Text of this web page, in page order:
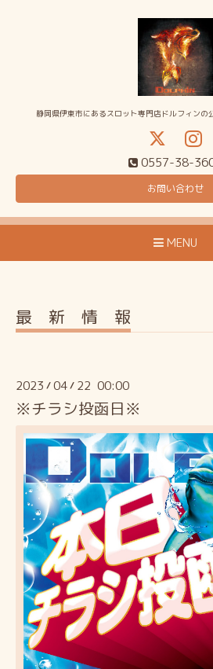
静岡県伊東市にあるスロット専門店ドルフィンの
0557-38-
お問い合わせ
MENU
最 新 情 報
2023 /04/ 22 00:00
※チラシ投函日※